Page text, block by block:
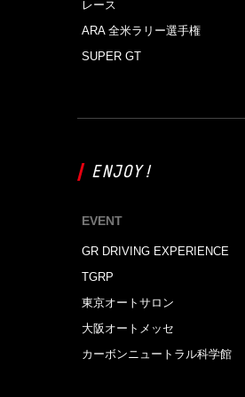
レース
ARA 全米ラリー選手権
SUPER GT
ENJOY!
EVENT
GR DRIVING EXPERIENCE
TGRP
東京オートサロン
大阪オートメッセ
カーボンニュートラル科学館